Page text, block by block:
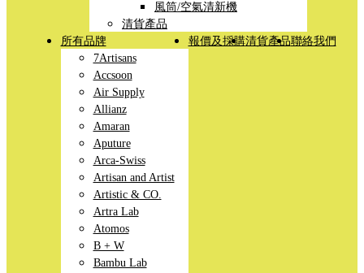
風筒/空氣清新機
清貨產品
所有品牌
7Artisans
Accsoon
Air Supply
Allianz
Amaran
Aputure
Arca-Swiss
Artisan and Artist
Artistic & CO.
Artra Lab
Atomos
B + W
Bambu Lab
報價及採購清貨產品聯絡我們